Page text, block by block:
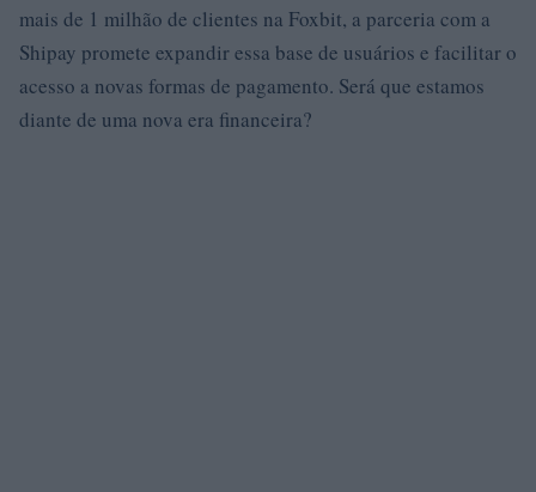
mais de 1 milhão de clientes na Foxbit, a parceria com a
Shipay promete expandir essa base de usuários e facilitar o
acesso a novas formas de pagamento. Será que estamos
diante de uma nova era financeira?